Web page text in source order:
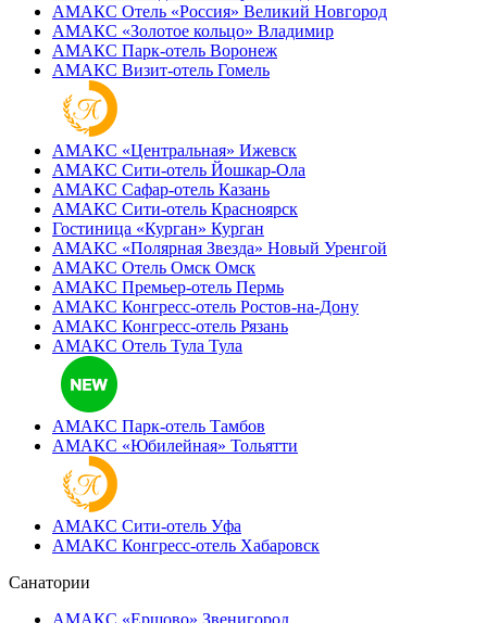
АМАКС Отель «‎Россия» Великий Новгород
АМАКС «‎Золотое кольцо» Владимир
АМАКС Парк-отель Воронеж
АМАКС Визит-отель Гомель
АМАКС «‎Центральная» Ижевск
АМАКС Сити-отель Йошкар-Ола
АМАКС Сафар-отель Казань
АМАКС Сити-отель Красноярск
Гостиница «‎Курган» Курган
АМАКС «Полярная Звезда» Новый Уренгой
АМАКС Отель ‎Омск Омск
АМАКС Премьер-отель Пермь
АМАКС Конгресс-отель Ростов-на-Дону
АМАКС Конгресс-отель Рязань
АМАКС Отель Тула Тула
АМАКС Парк-отель Тамбов
АМАКС «‎Юбилейная» Тольятти
АМАКС Сити-отель Уфа
АМАКС Конгресс-отель Хабаровск
Санатории
АМАКС «Ершово» Звенигород